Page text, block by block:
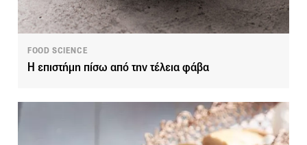
FOOD SCIENCE
Η επιστήμη πίσω από την τέλεια φάβα